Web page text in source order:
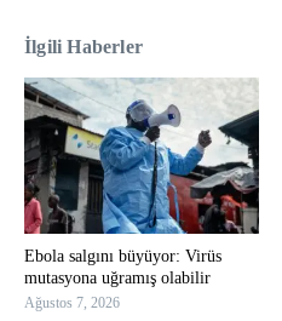
İlgili Haberler
Ebola salgını büyüyor: Virüs
mutasyona uğramış olabilir
Ağustos 7, 2026